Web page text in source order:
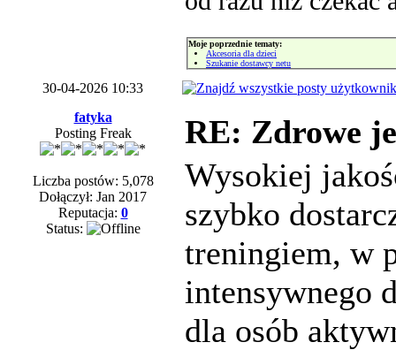
Moje poprzednie tematy:
Akcesoria dla dzieci
Szukanie dostawcy netu
30-04-2026 10:33
fatyka
Posting Freak
Liczba postów: 5,078
Dołączył: Jan 2017
Reputacja: 0
Status:
RE: Zdrowe
Wysokiej
szybko
treningiem, w
intensywnego
dla osób